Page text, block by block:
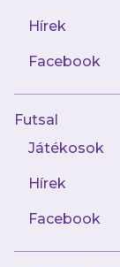
Hírek
Facebook
Futsal
Játékosok
Hírek
Facebook
AJÁNLÓ